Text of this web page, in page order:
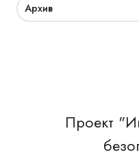
Архив
Проект